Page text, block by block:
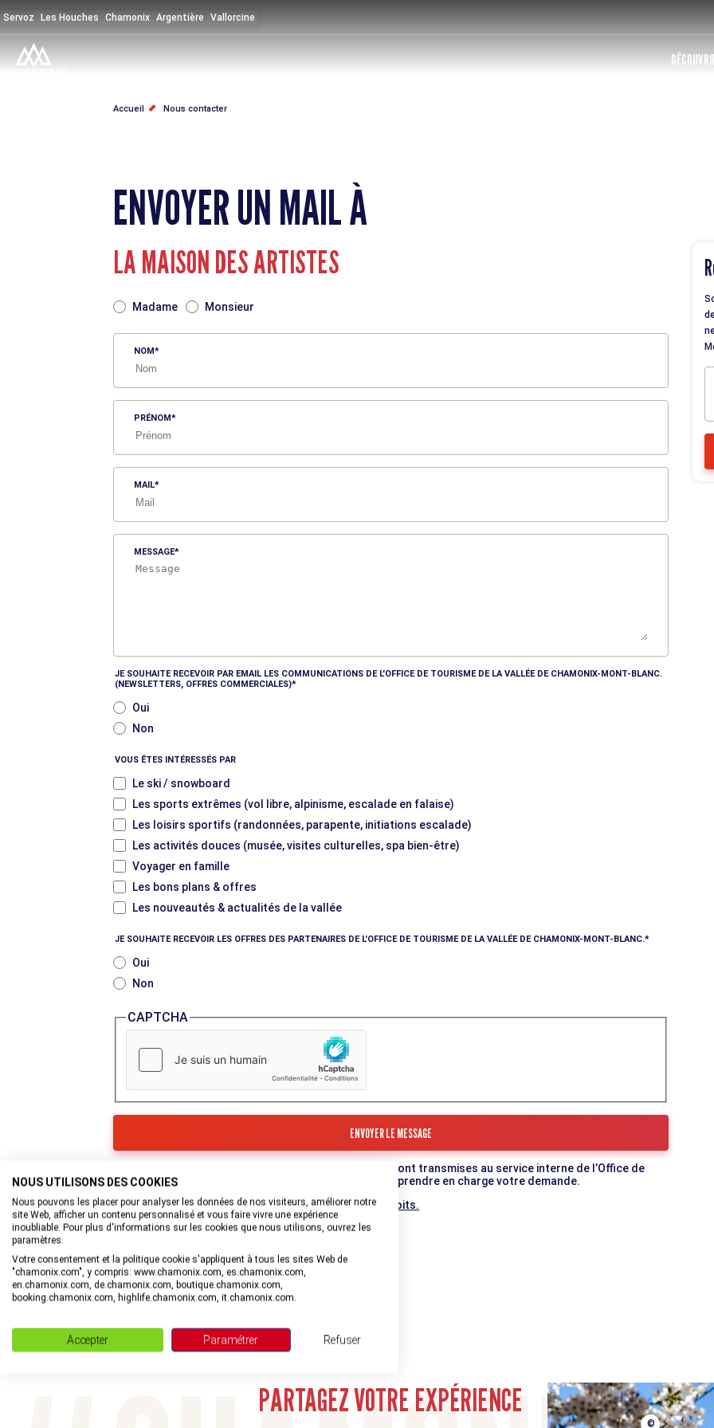
au
contenu
principal
Servoz Les Houches Chamonix Argentière Vallorcine
FILAccueil Nous contacter
ENVOYER UN MAIL À
LA MAISON DES ARTISTES
Madame Monsieur
NOM
PRÉNOM
MAIL
MESSAGE
JE SOUHAITE RECEVOIR PAR EMAIL LES COMMUNICATIONS DE L'OFFICE DE TOURISME DE LA VALLÉE DE CHAMONIX-MONT-BLANC.
(NEWSLETTERS, OFFRES COMMERCIALES)
Oui
Non
VOUS ÊTES INTÉRESSÉS PAR
Le ski / snowboard
Les sports extrêmes (vol libre, alpinisme, escalade en falaise)
Les loisirs sportifs (randonnées, parapente, initiations escalade)
Les activités douces (musée, visites culturelles, spa bien-être)
Voyager en famille
Les bons plans & offres
Les nouveautés & actualités de la vallée
JE SOUHAITE RECEVOIR LES OFFRES DES PARTENAIRES DE L'OFFICE DE TOURISME DE LA VALLÉE DE CHAMONIX-MONT-BLANC.
Oui
Non
CAPTCHA
Les informations recueillies à partir de ce formulaire sont transmises au service interne de l’Office de
Tourisme de la Vallée de Chamonix-Mont-Blanc qui va prendre en charge votre demande.
En savoir plus sur la gestion de vos données et vos droits.
PARTAGEZ VOTRE EXPÉRIENCE
©
NOUS UTILISONS DES COOKIES
Nous pouvons les placer pour analyser les données de nos visiteurs, améliorer notre
site Web, afficher un contenu personnalisé et vous faire vivre une expérience
inoubliable. Pour plus d'informations sur les cookies que nous utilisons, ouvrez les
paramètres.
Votre consentement et la politique cookie s'appliquent à tous les sites Web de
"chamonix.com", y compris: www.chamonix.com, es.chamonix.com,
en.chamonix.com, de.chamonix.com, boutique.chamonix.com,
booking.chamonix.com, highlife.chamonix.com, it.chamonix.com.
Accepter Paramétrer Refuser